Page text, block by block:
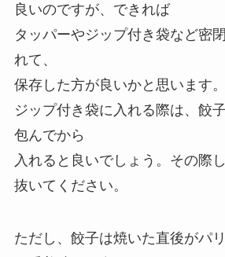
良いのですが、できれば
タッパーやジップ付き袋など密
れて、
保存した方が良いかと思います。
ジップ付き袋に入れる際は、餃
包んでから
入れると良いでしょう。その際
抜いてください。
ただし、餃子は焼いた直後がパ